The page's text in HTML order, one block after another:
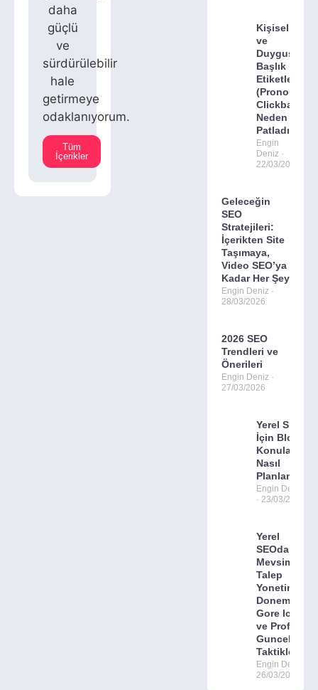
daha
güçlü
ve
sürdürülebilir
hale
getirmeye
odaklanıyorum.
Tüm
İçerikler
Kişisel
ve
Duygusal
Başlık
Etiketleri
(Pronoun
Clickbait)
Neden
Patladı?
Engin
Deniz
22/03/2026
Geleceğin
SEO
Stratejileri:
İçerikten Site
Taşımaya,
Video SEO’ya
Kadar Her Şey
Engin Deniz
28/03/2026
2026 SEO
Trendleri ve
Önerileri
Engin Deniz
27/03/2026
Yerel SEO
İçin Blog
Konuları
Nasıl
Planlanır?
Engin Deniz
23/03/2026
Yerel
SEOda
Mevsimsel
Talep
Yonetimi:
Doneme
Gore Icerik
ve Profil
Guncelleme
Taktikleri
Engin Deniz
26/03/2026